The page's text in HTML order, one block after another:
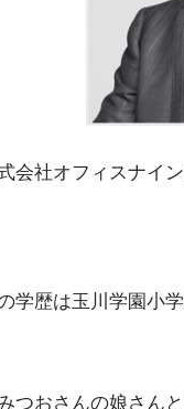
会社オフィスナイ
学歴は玉川学園
つおさんの娘さん